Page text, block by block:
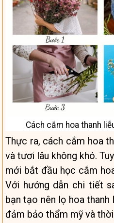
Cách cắm hoa thanh
Thực ra, cách cắm hoa
và tươi lâu không khó.
mới bắt đầu học cắm
Với hướng dẫn chi tiết
bạn tạo nên lọ hoa
đảm bảo thẩm mỹ và